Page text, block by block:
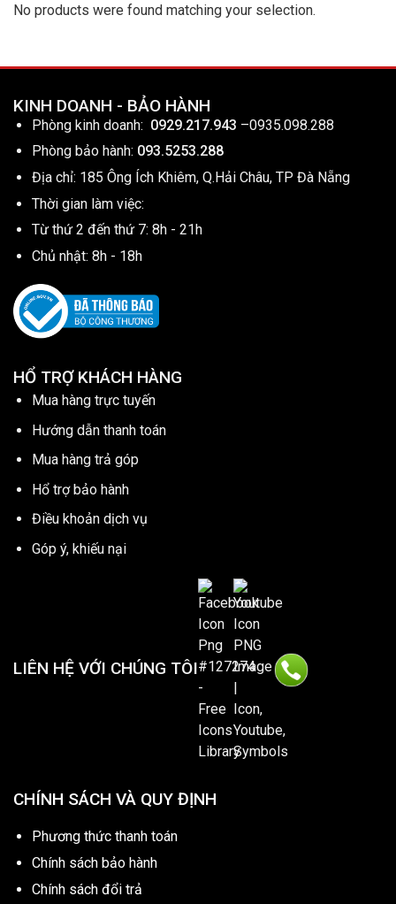
No products were found matching your selection.
KINH DOANH - BẢO HÀNH
Phòng kinh doanh: 0929.217.943 –0935.098.288
Phòng bảo hành: 093.5253.288
Địa chỉ: 185 Ông Ích Khiêm, Q.Hải Châu, TP Đà Nẵng
Thời gian làm việc:
Từ thứ 2 đến thứ 7: 8h - 21h
Chủ nhật: 8h - 18h
HỔ TRỢ KHÁCH HÀNG
Mua hàng trực tuyến
Hướng dẫn thanh toán
Mua hàng trả góp
Hổ trợ bảo hành
Điều khoản dịch vụ
Góp ý, khiếu nại
LIÊN HỆ VỚI CHÚNG TÔI
CHÍNH SÁCH VÀ QUY ĐỊNH
Phương thức thanh toán
Chính sách bảo hành
Chính sách đổi trả